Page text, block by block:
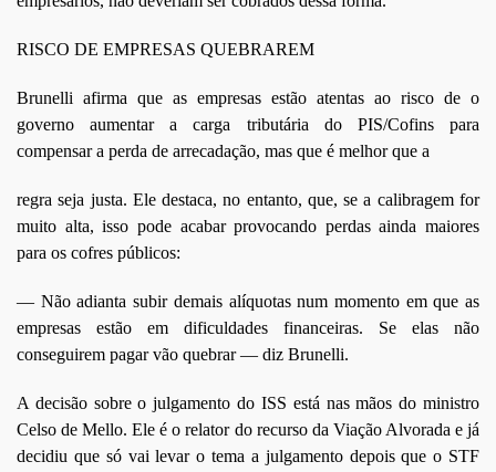
RISCO DE EMPRESAS QUEBRAREM
Brunelli afirma que as empresas estão atentas ao risco de o
governo aumentar a carga tributária do PIS/Cofins para
compensar a perda de arrecadação, mas que é melhor que a
regra seja justa. Ele destaca, no entanto, que, se a calibragem for
muito alta, isso pode acabar provocando perdas ainda maiores
para os cofres públicos:
— Não adianta subir demais alíquotas num momento em que as
empresas estão em dificuldades financeiras. Se elas não
conseguirem pagar vão quebrar — diz Brunelli.
A decisão sobre o julgamento do ISS está nas mãos do ministro
Celso de Mello. Ele é o relator do recurso da Viação Alvorada e já
decidiu que só vai levar o tema a julgamento depois que o STF